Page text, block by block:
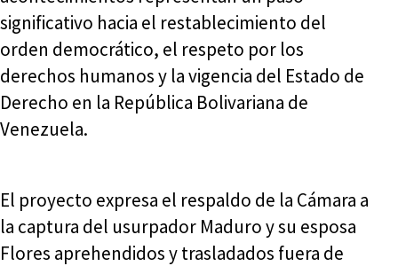
significativo hacia el restablecimiento del
orden democrático, el respeto por los
derechos humanos y la vigencia del Estado de
Derecho en la República Bolivariana de
Venezuela.
El proyecto expresa el respaldo de la Cámara a
la captura del usurpador Maduro y su esposa
Flores aprehendidos y trasladados fuera de